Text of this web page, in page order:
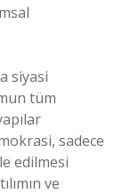
siyasi
tüm
sadece
edilmesi
ve